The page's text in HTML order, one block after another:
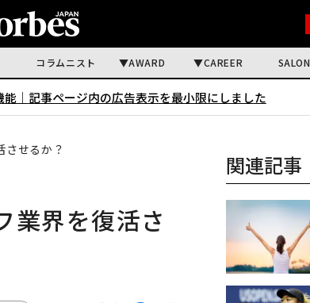
コラムニスト AWARD CAREER SALON
｜ 記事ページ内の広告表示を最小限にしました
させるか？
業界を復活さ
関連記事